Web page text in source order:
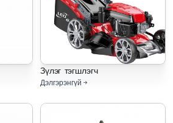
Зүлэг тэгшлэгч
Дэлгэрэнгүй